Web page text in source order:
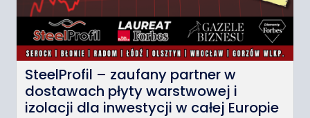
SteelProfil – zaufany partner w
dostawach płyty warstwowej i
izolacji dla inwestycji w całej Europie